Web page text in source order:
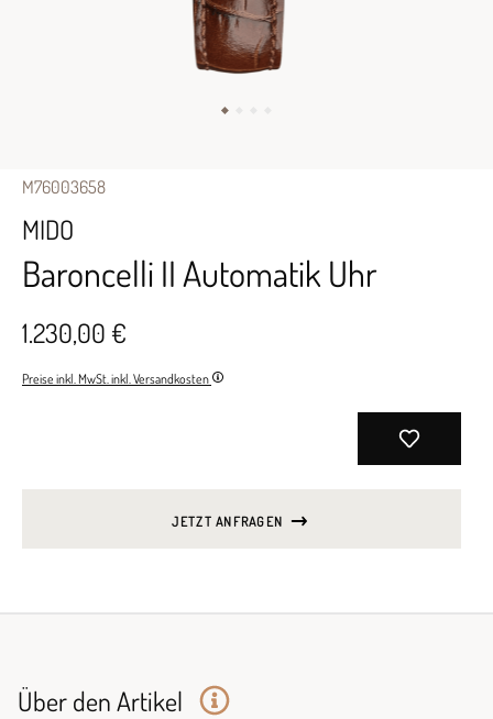
M76003658
MIDO
Baroncelli II Automatik Uhr
1.230,00 €
Preise inkl. MwSt. inkl. Versandkosten
JETZT ANFRAGEN
Über den Artikel